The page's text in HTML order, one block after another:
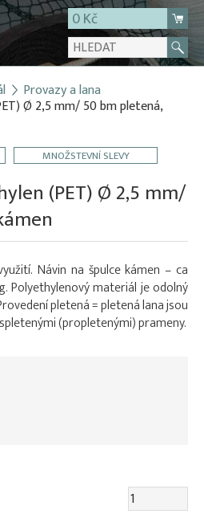
0 Kč
Provazy a lana
Ø 2,5 mm/ 50 bm pletená,
MNOŽSTEVNÍ SLEVY
(PET) Ø 2,5 mm/
Návin na špulce kámen – ca
Polyethylenový materiál je odolný
pletená = pletená lana jsou
(propletenými) prameny.